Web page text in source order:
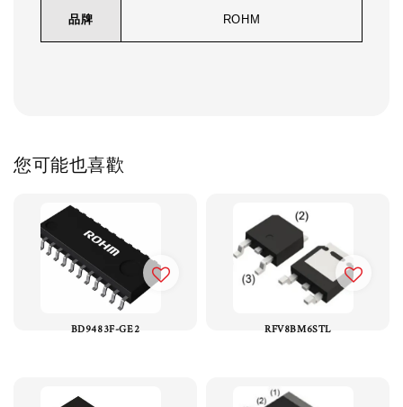
品牌 ROHM
您可能也喜歡
BD9483F-GE2 RFV8BM6STL